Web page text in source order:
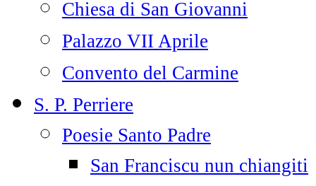
Chiesa di San Giovanni
Palazzo VII Aprile
Convento del Carmine
S. P. Perriere
Poesie Santo Padre
San Franciscu nun chiangiti